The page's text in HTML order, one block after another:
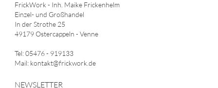
FrickWork - Inh. Maike Frickenhelm
Einzel- und Großhandel
In der Strothe 25
49179 Ostercappeln - Venne
Tel: 05476 - 919133
Mail: kontakt@frickwork.de
NEWSLETTER